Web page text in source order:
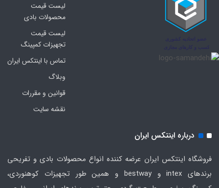
لیست قیمت
محصولات بادی
لیست قیمت
تجهیزات کمپینگ
تماس با اینتکس ایران
وبلاگ
قوانین و مقررات
نقشه سایت
درباره اینتکس ایران
فروشگاه اینتکس ایران عرضه کننده انواع محصولات بادی و تفریحی
برندهای intex و bestway و همین طور تجهیزات کوهنوردی،